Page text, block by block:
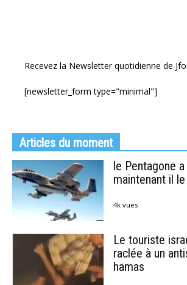
Recevez la Newsletter quotidienne de
[newsletter_form type="minimal"]
Articles du moment
le Pentagone
maintenant il
4k vues
Le touriste
raclée à un
hamas